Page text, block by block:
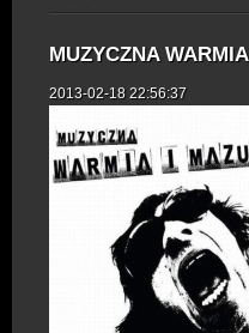
MUZYCZNA
2013-02-18 22:56:37